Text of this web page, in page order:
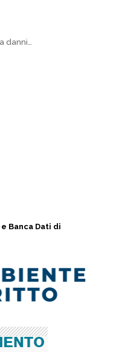
danni…
Banca Dati di